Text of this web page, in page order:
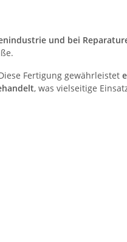
und bei
Fertigung gewährleistet
, was vielseitige